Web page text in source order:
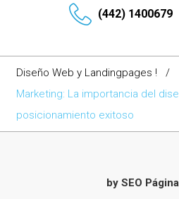
(442) 1400679
Diseño Web y Landingpages !
/
Marketing: La importancia del
posicionamiento exitoso
by SEO